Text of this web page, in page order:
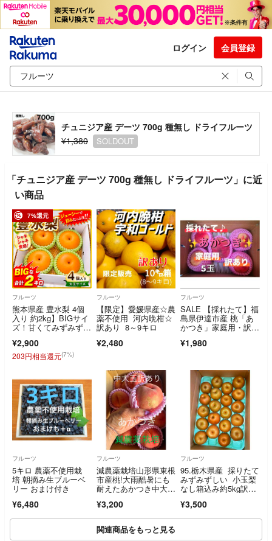
ログイン 会員登録
チュニジア産 デーツ 700g 種無し ドライフルーツ
¥1,380
SOLDOUT
「チュニジア産 デーツ 700g 種無し ドライフルーツ」に近
い商品
7%還元
フルーツ
熊本県産 豊水梨 4個
入り 約2kg】BIGサイ
ズ！甘くてみずみずし
¥2,900
203円相当還元(7%)
フルーツ
【限定】愛媛県産☆農
薬不使用 河内晩柑☆
訳あり 8～9キロ
¥2,480
フルーツ
SALE 【採れたて】福
島県伊達市産 桃「あ
かつき」家庭用・訳あ
¥1,980
フルーツ
5キロ 農薬不使用栽
培 朝摘み生ブルーベ
リー おまけ付き
¥6,480
フルーツ
減農薬栽培山形県東根
市産桃!大雨酷暑にも
耐えたあかつき中大玉
¥3,200
フルーツ
95.栃木県産 採りたて
みずみずしい 小玉梨
なし箱込み約5kg訳あ
¥3,500
関連商品をもっと見る